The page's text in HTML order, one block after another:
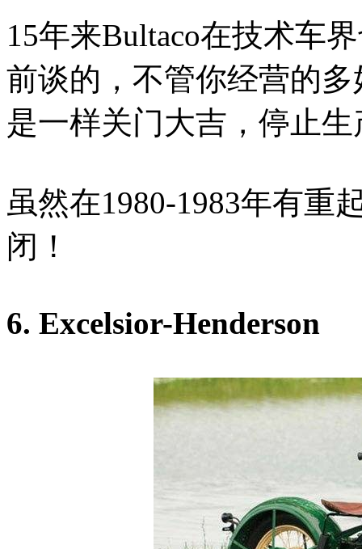
15年来Bultaco在技术车
前谈的，不管你经营的
是一样关门大吉，停止生
虽然在1980-1983年有重
闭！
6. Excelsior-Henderson